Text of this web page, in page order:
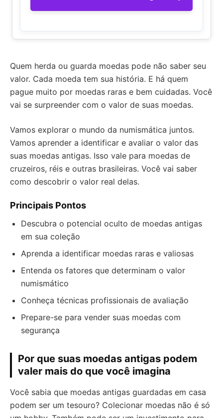
Quem herda ou guarda moedas pode não saber seu
valor. Cada moeda tem sua história. E há quem
pague muito por moedas raras e bem cuidadas. Você
vai se surpreender com o valor de suas moedas.
Vamos explorar o mundo da numismática juntos.
Vamos aprender a identificar e avaliar o valor das
suas moedas antigas. Isso vale para moedas de
cruzeiros, réis e outras brasileiras. Você vai saber
como descobrir o valor real delas.
Principais Pontos
Descubra o potencial oculto de moedas antigas
em sua coleção
Aprenda a identificar moedas raras e valiosas
Entenda os fatores que determinam o valor
numismático
Conheça técnicas profissionais de avaliação
Prepare-se para vender suas moedas com
segurança
Por que suas moedas antigas podem
valer mais do que você imagina
Você sabia que moedas antigas guardadas em casa
podem ser um tesouro? Colecionar moedas não é só